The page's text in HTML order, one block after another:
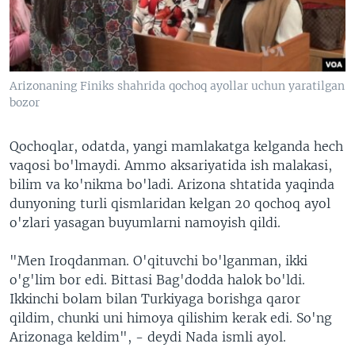
VIDEO
XABARLAR SURATLARDA
ODNOKLASSNIKI
TELEGRAM
TWITTER
SOUNDCLOUD
VOA
Arizonaning Finiks shahrida qochoq ayollar uchun yaratilgan
bozor
Qochoqlar, odatda, yangi mamlakatga kelganda hech
vaqosi bo'lmaydi. Ammo aksariyatida ish malakasi,
bilim va ko'nikma bo'ladi. Arizona shtatida yaqinda
dunyoning turli qismlaridan kelgan 20 qochoq ayol
o'zlari yasagan buyumlarni namoyish qildi.
"Men Iroqdanman. O'qituvchi bo'lganman, ikki
o'g'lim bor edi. Bittasi Bag'dodda halok bo'ldi.
Ikkinchi bolam bilan Turkiyaga borishga qaror
qildim, chunki uni himoya qilishim kerak edi. So'ng
Arizonaga keldim", - deydi Nada ismli ayol.